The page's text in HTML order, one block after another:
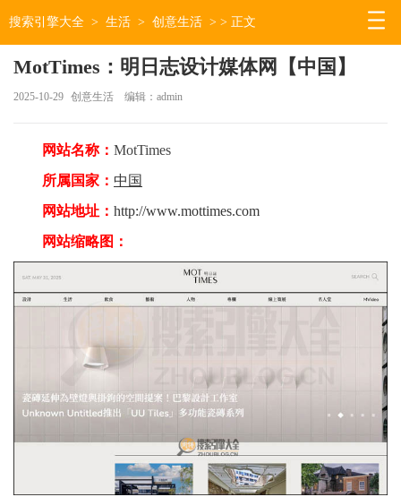
搜索引擎大全 > 生活 > 创意生活 > > 正文
MotTimes：明日志设计媒体网【中国】
2025-10-29 创意生活 编辑：admin
网站名称： MotTimes
所属国家： 中国
网站地址： http://www.mottimes.com
网站缩略图：